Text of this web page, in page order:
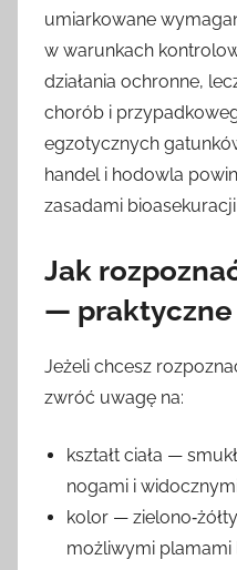
umiarkowane
w warunkach
działania ochronne,
chorób i
egzotycznych
handel i hodowla
zasadami
Jak
— praktyczne
Jeżeli chcesz
zwróć uwagę na:
kształt ciała —
nogami i
kolor —
możliwymi plamami